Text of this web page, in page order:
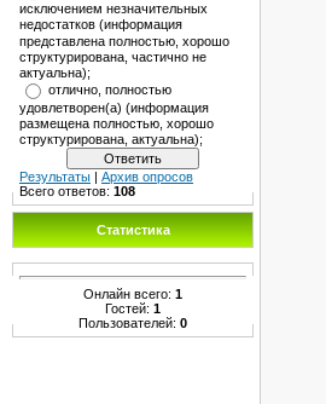
исключением незначительных
недостатков (информация
представлена полностью, хорошо
структурирована, частично не
актуальна);
отлично, полностью
удовлетворен(а) (информация
размещена полностью, хорошо
структурирована, актуальна);
Результаты | Архив опросов
Всего ответов: 108
Статистика
Онлайн всего: 1
Гостей: 1
Пользователей: 0